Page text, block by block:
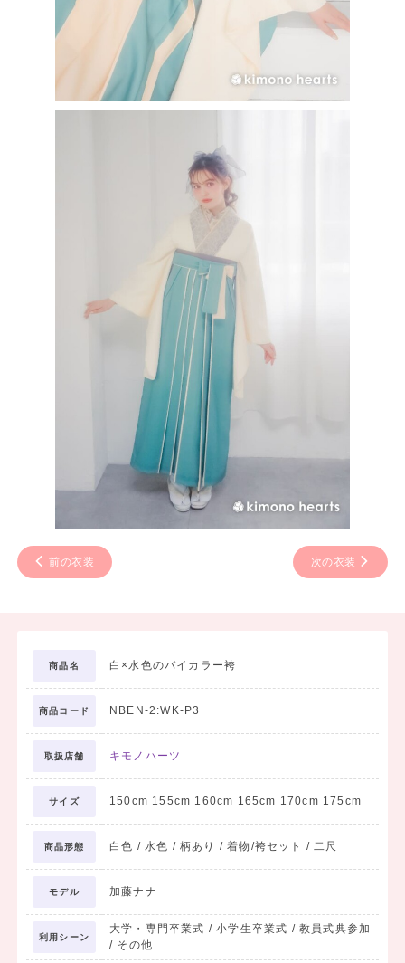
前の衣装 次の衣装
商品名 白×水色のバイカラー袴
商品コード NBEN-2:WK-P3
取扱店舗 キモノハーツ
サイズ 150cm 155cm 160cm 165cm 170cm 175cm
商品形態 白色 / 水色 / 柄あり / 着物/袴セット / 二尺
モデル 加藤ナナ
利用シーン
大学・専門卒業式 / 小学生卒業式 / 教員式典参加
/ その他